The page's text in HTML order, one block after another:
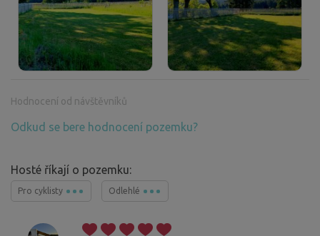
Hodnocení od návštěvníků
Odkud se bere hodnocení pozemku?
Hosté říkají o pozemku:
Pro cyklisty Odlehlé